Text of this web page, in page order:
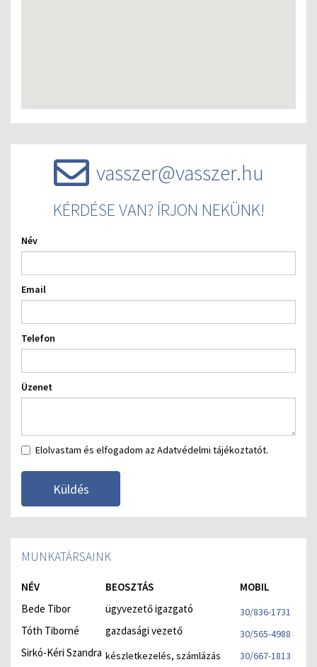
vasszer@vasszer.hu
KÉRDÉSE VAN? ÍRJON NEKÜNK!
Név
Email
Telefon
Üzenet
Elolvastam és elfogadom az Adatvédelmi tájékoztatót.
Küldés
MUNKATÁRSAINK
NÉV BEOSZTÁS
MOBIL
Bede Tibor
ügyvezető igazgató 30/836-1731
Tóth Tiborné gazdasági vezető 30/565-4988
Sirkó-Kéri Szandra készletkezelés, számlázás 30/667-1813